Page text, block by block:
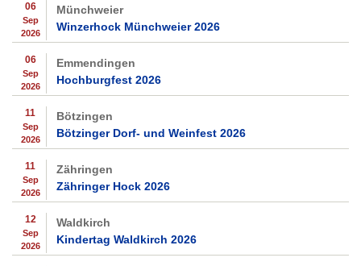
06
Sep
2026
Münchweier
Winzerhock Münchweier 2026
06
Sep
2026
Emmendingen
Hochburgfest 2026
11
Sep
2026
Bötzingen
Bötzinger Dorf- und Weinfest 2026
11
Sep
2026
Zähringen
Zähringer Hock 2026
12
Sep
2026
Waldkirch
Kindertag Waldkirch 2026